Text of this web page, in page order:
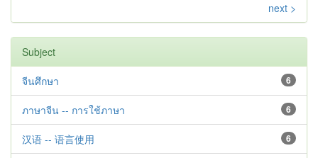
next >
Subject
6
จีนศึกษา
6
ภาษาจีน -- การใช้ภาษา
6
汉语 -- 语言使用